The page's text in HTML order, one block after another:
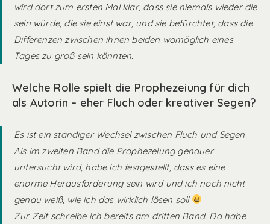
wird dort zum ersten Mal klar, dass sie niemals wieder die
sein würde, die sie einst war, und sie befürchtet, dass die
Differenzen zwischen ihnen beiden womöglich eines
Tages zu groß sein könnten.
Welche Rolle spielt die Prophezeiung für dich
als Autorin – eher Fluch oder kreativer Segen?
Es ist ein ständiger Wechsel zwischen Fluch und Segen.
Als im zweiten Band die Prophezeiung genauer
untersucht wird, habe ich festgestellt, dass es eine
enorme Herausforderung sein wird und ich noch nicht
genau weiß, wie ich das wirklich lösen soll
Zur Zeit schreibe ich bereits am dritten Band. Da habe